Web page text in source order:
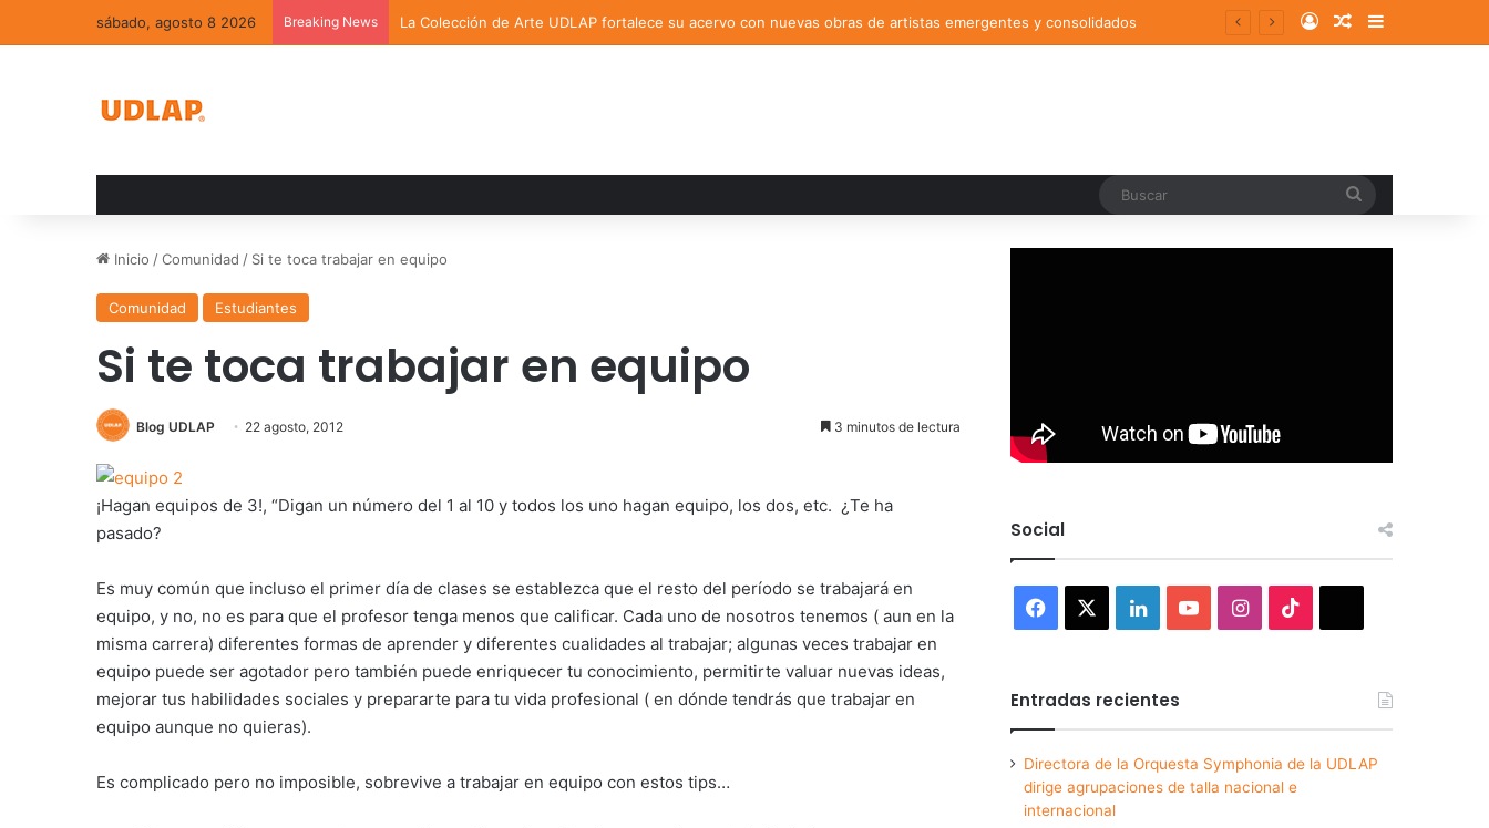
sábado, agosto 8 2026 Breaking News La Colección de Arte UDLAP fortalece su acervo con nuevas obras de artistas emergentes y consolidados Log InRandom Article
Sidebar
Inicio /Comunidad / Si te toca trabajar en equipo
Comunidad Estudiantes
Si te toca trabajar en equipo
Blog UDLAP 22 agosto, 2012 3 minutos de lectura
¡Hagan equipos de 3!, “Digan un número del 1 al 10 y todos los uno hagan equipo, los dos, etc. ¿Te ha
pasado?
Es muy común que incluso el primer día de clases se establezca que el resto del período se trabajará en
equipo, y no, no es para que el profesor tenga menos que calificar. Cada uno de nosotros tenemos ( aun en la
misma carrera) diferentes formas de aprender y diferentes cualidades al trabajar; algunas veces trabajar en
equipo puede ser agotador pero también puede enriquecer tu conocimiento, permitirte valuar nuevas ideas,
mejorar tus habilidades sociales y prepararte para tu vida profesional ( en dónde tendrás que trabajar en
equipo aunque no quieras).
Es complicado pero no imposible, sobrevive a trabajar en equipo con estos tips…
Social
Facebook LinkedInYouTubeInstagram
Entradas recientes
Directora de la Orquesta Symphonia de la UDLAP
dirige agrupaciones de talla nacional e
internacional